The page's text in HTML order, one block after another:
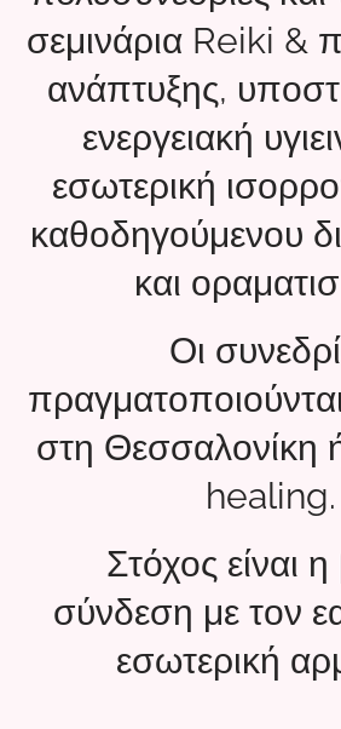
σεμινάρια Reiki &
ανάπτυξης,
ενεργειακή
εσωτερική
καθοδηγούμενου
και
Οι
στη Θεσσαλονίκη
healing.
💫 Στόχος είναι
σύνδεση με τον
εσωτερική